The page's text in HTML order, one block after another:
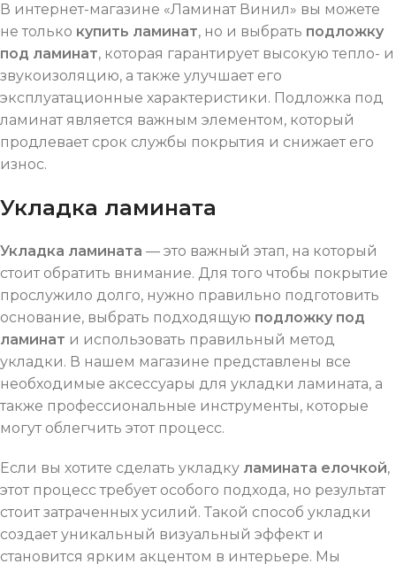
В интернет-магазине «Ламинат Винил» вы можете
не только купить ламинат, но и выбрать подложку
под ламинат, которая гарантирует высокую тепло- и
звукоизоляцию, а также улучшает его
эксплуатационные характеристики. Подложка под
ламинат является важным элементом, который
продлевает срок службы покрытия и снижает его
износ.
Укладка ламината
Укладка ламината — это важный этап, на который
стоит обратить внимание. Для того чтобы покрытие
прослужило долго, нужно правильно подготовить
основание, выбрать подходящую подложку под
ламинат и использовать правильный метод
укладки. В нашем магазине представлены все
необходимые аксессуары для укладки ламината, а
также профессиональные инструменты, которые
могут облегчить этот процесс.
Если вы хотите сделать укладку ламината елочкой,
этот процесс требует особого подхода, но результат
стоит затраченных усилий. Такой способ укладки
создает уникальный визуальный эффект и
становится ярким акцентом в интерьере. Мы